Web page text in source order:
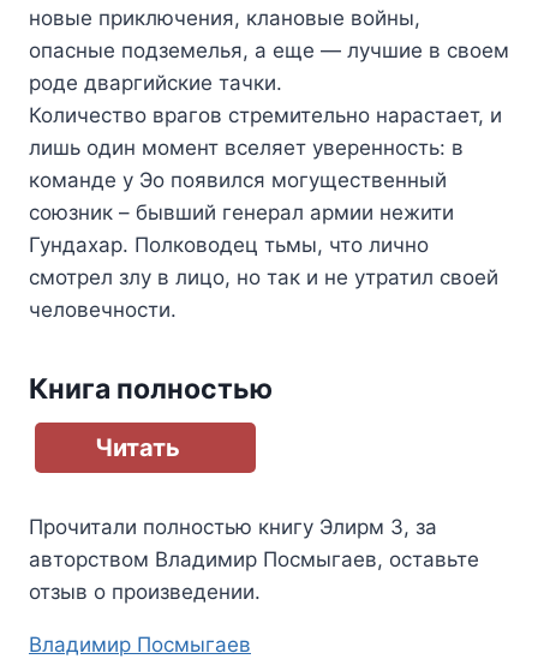
новые приключения, клановые войны,
опасные подземелья, а еще — лучшие в своем
роде дваргийские тачки.
Количество врагов стремительно нарастает, и
лишь один момент вселяет уверенность: в
команде у Эо появился могущественный
союзник – бывший генерал армии нежити
Гундахар. Полководец тьмы, что лично
смотрел злу в лицо, но так и не утратил своей
человечности.
Книга полностью
Читать
Прочитали полностью книгу Элирм 3, за
авторством Владимир Посмыгаев, оставьте
отзыв о произведении.
Метки
Владимир Посмыгаев